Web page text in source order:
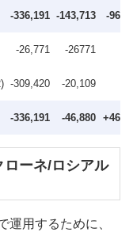
-336,191 -143,713 -
-26,771 -26771
-309,420 -20,109
-336,191 -46,880
ーネ/ロシアル
運用するために、